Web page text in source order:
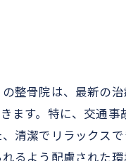
整骨院は、最新の
ます。特に、交通
清潔でリラックス
るよう配慮された